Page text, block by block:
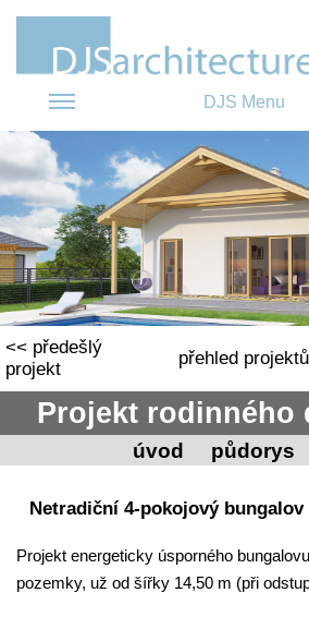
DJS Menu
<< předešlý
projekt
přehled projektů
Projekt rodinného
úvod půdorys
Netradiční 4-pokojový bungalov
Projekt energeticky úsporného
pozemky, už od šířky 14,50 m (při